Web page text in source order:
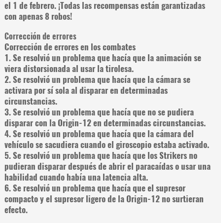
el 1 de febrero. ¡Todas las recompensas están garantizadas
con apenas 8 robos!
Corrección de errores
Corrección de errores en los combates
1. Se resolvió un problema que hacía que la animación se
viera distorsionada al usar la tirolesa.
2. Se resolvió un problema que hacía que la cámara se
activara por sí sola al disparar en determinadas
circunstancias.
3. Se resolvió un problema que hacía que no se pudiera
disparar con la Origin-12 en determinadas circunstancias.
4. Se resolvió un problema que hacía que la cámara del
vehículo se sacudiera cuando el giroscopio estaba activado.
5. Se resolvió un problema que hacía que los Strikers no
pudieran disparar después de abrir el paracaídas o usar una
habilidad cuando había una latencia alta.
6. Se resolvió un problema que hacía que el supresor
compacto y el supresor ligero de la Origin-12 no surtieran
efecto.